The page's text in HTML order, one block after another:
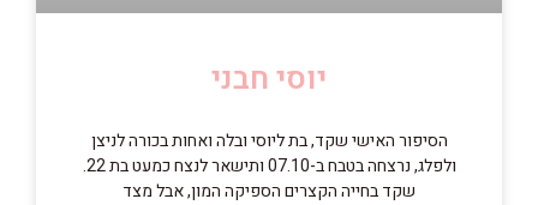
יוסי חבני
הסיפור האישי שקד, בת ליוסי ובלה ואחות בכורה לניצן
ולפלג, נרצחה בטבח ב-07.10 ותישאר לנצח כמעט בת 22.
שקד בחייה הקצרים הספיקה המון, אבל מצד